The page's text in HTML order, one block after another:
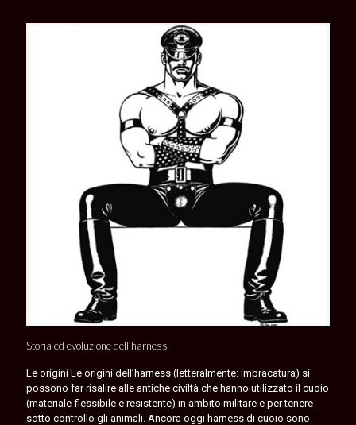
Storia ed evoluzione dell’harness
Le origini Le origini dell’harness (letteralmente: imbracatura) si
possono far risalire alle antiche civiltà che hanno utilizzato il cuoio
(materiale flessibile e resistente) in ambito militare e per tenere
sotto controllo gli animali. Ancora oggi harness di cuoio sono